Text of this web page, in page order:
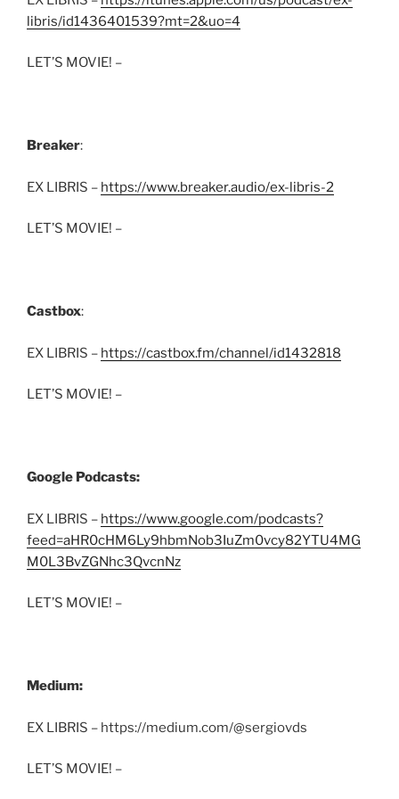
libris/id1436401539?mt=2&uo=4
LET’S MOVIE! –
Breaker:
EX LIBRIS – https://www.breaker.audio/ex-libris-2
LET’S MOVIE! –
Castbox:
EX LIBRIS – https://castbox.fm/channel/id1432818
LET’S MOVIE! –
Google Podcasts:
EX LIBRIS – https://www.google.com/podcasts?
feed=aHR0cHM6Ly9hbmNob3IuZm0vcy82YTU4MG
M0L3BvZGNhc3QvcnNz
LET’S MOVIE! –
Medium:
EX LIBRIS – https://medium.com/@sergiovds
LET’S MOVIE! –